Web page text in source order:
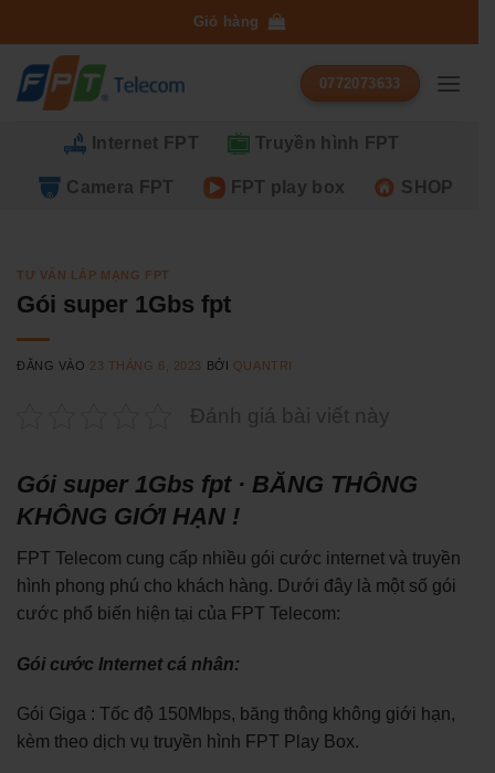
qua
dung
Giỏ hàng
0772073633
Internet FPT Truyền hình FPT
Camera FPT FPT play box SHOP
TƯ VẤN LẮP MẠNG FPT
Gói super 1Gbs fpt
ĐĂNG VÀO 23 THÁNG 6, 2023 BỞI QUANTRI
Đánh giá bài viết này
Gói super 1Gbs fpt · BĂNG THÔNG
KHÔNG GIỚI HẠN !
FPT Telecom cung cấp nhiều gói cước internet và truyền
hình phong phú cho khách hàng. Dưới đây là một số gói
cước phổ biến hiện tại của FPT Telecom:
Gói cước Internet cá nhân:
Gói Giga : Tốc độ 150Mbps, băng thông không giới hạn,
kèm theo dịch vụ truyền hình FPT Play Box.